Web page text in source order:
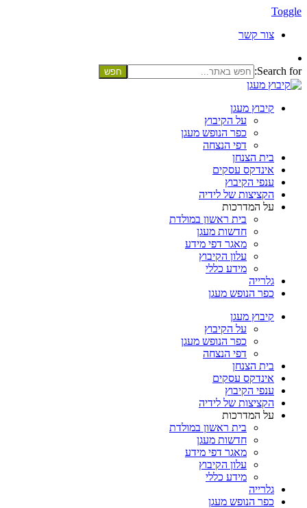
Toggle
צור קשר
Search for:
קיבוץ מעגן
על הקיבוץ
כפר הנופש מעגן
דפי הנצחה
בית הצנחן
אינדקס עסקים
ענפי הקיבוץ
הקציצות של לידיה
על המדרכות
בית ראשון במולדת
חדשות מעגן
מאגר דפי מידע
עלון הקיבוץ
מידע כללי
גלרייה
כפר הנופש מעגן
קיבוץ מעגן
על הקיבוץ
כפר הנופש מעגן
דפי הנצחה
בית הצנחן
אינדקס עסקים
ענפי הקיבוץ
הקציצות של לידיה
על המדרכות
בית ראשון במולדת
חדשות מעגן
מאגר דפי מידע
עלון הקיבוץ
מידע כללי
גלרייה
כפר הנופש מעגן